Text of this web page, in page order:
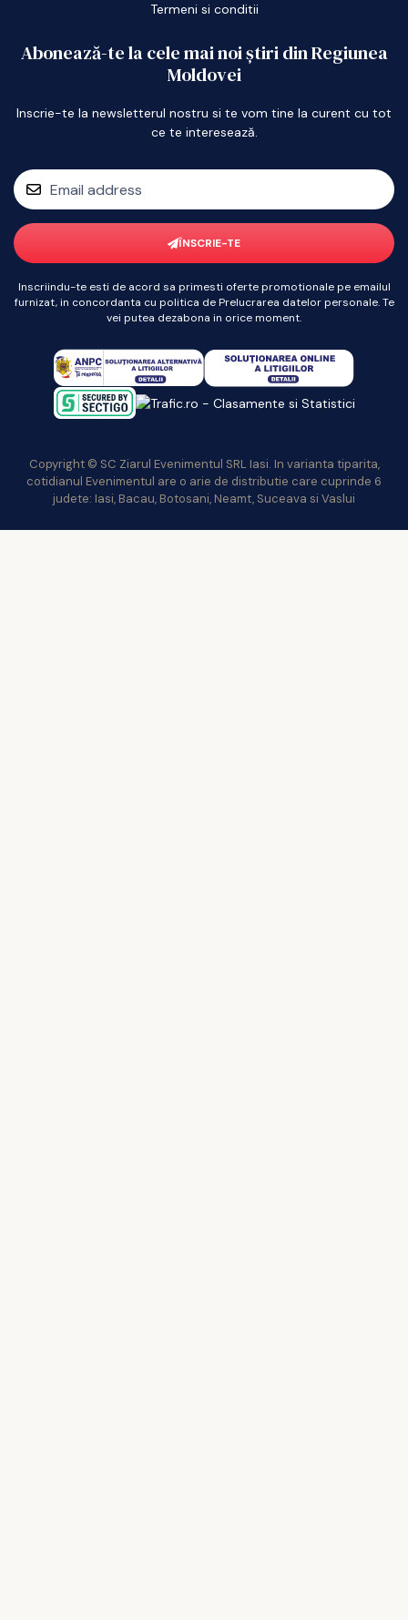
Termeni si conditii
Abonează-te la cele mai noi știri din Regiunea
Moldovei
Inscrie-te la newsletterul nostru si te vom tine la curent cu tot
ce te interesează.
ÎNSCRIE-TE
Inscriindu-te esti de acord sa primesti oferte promotionale pe emailul
furnizat, in concordanta cu politica de Prelucrarea datelor personale. Te
vei putea dezabona in orice moment.
Copyright © SC Ziarul Evenimentul SRL Iasi. In varianta tiparita,
cotidianul Evenimentul are o arie de distributie care cuprinde 6
judete: Iasi, Bacau, Botosani, Neamt, Suceava si Vaslui